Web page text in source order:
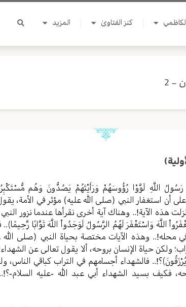
كنز الفتاوىٰ المزيد
– 2
رَسُولُ اللَّهِ لَوَّوْا رُؤُوسَهُمْ وَرَأَيْتَهُمْ يَصُدُّونَ وَهُم
على أن استغفار النبي (صلی الله عليه) مؤثر في الأمة،
هذه الآية!.. وهناك آية أخرى نقرأها عندما نزور
اللَّهَ وَاسْتَغْفَرَ لَهُمُ الرَّسُولُ لَوَجَدُواْ اللَّهَ تَوَّابًا
محله!.. وهذه الآيات مختصة بحياة النبي (صلی الله
ولكن حياة الإنسان بروحه، ألا يقول تعالى عن
فالشهداء أجسامهم في التراب كباقي الناس،
فكيف بسيد الشهداء أبي عبد الله -عليه السلام-